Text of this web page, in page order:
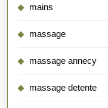
mains
massage
massage annecy
massage detente